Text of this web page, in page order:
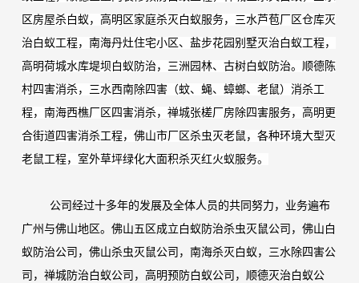
区房屋杀白蚁，高明区家庭杀灭白蚁服务，三水芦苞厂区仓库灭
治白蚁工程，南海丹灶住宅小区、盐步花园别墅灭治白蚁工程，
高明荷城水库堤坝白蚁防治，三洲园林、古树白蚁防治。顺德陈
村四害消杀，三水西南除四害（蚊、蝇、蟑螂、老鼠）消杀工
程，南海西樵厂区四害消杀，禅城张槎厂房除四害服务，高明更
合街道四害消杀工程，佛山市厂区杀虫灭老鼠，各种环境大型灭
老鼠工程， 室外草坪绿化大面积杀灭红火蚁服务。
公司经过十多年的发展及全体人员的共同努力，业务遍布
广州与佛山地区。佛山五区成立白蚁防治杀虫灭鼠公司，佛山白
蚁防治公司，佛山杀虫灭鼠公司，南海杀灭白蚁，三水除四害公
司，禅城防治白蚁公司，高明预防白蚁公司，顺德灭治白蚁公